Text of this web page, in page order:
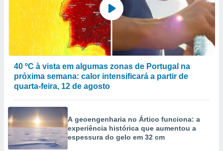
40 ºC à vista em algumas zonas de Portugal na
próxima semana: calor intensificará a partir de
quarta-feira, 12 de agosto
A geoengenharia no Ártico funciona: a
experiência histórica que aumentou a
espessura do gelo em 32 cm